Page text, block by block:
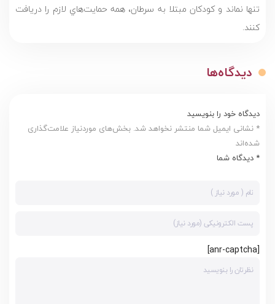
تنها نماند و کودکان مبتلا به سرطان، همه حمایت‌هاي لازم را دریافت
کنند.
دیدگاه‌ها
دیدگاه خود را بنویسید
* نشانی ایمیل شما منتشر نخواهد شد. بخش‌های موردنیاز علامت‌گذاری
شده‌اند
* دیدگاه شما
[anr-captcha]